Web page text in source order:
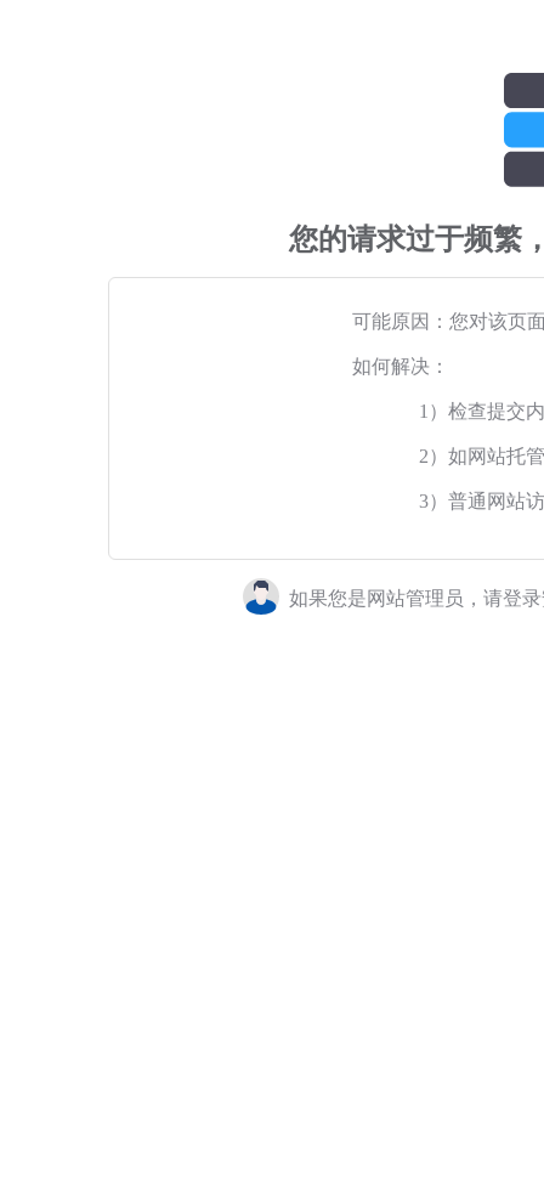
您的请求过于频繁
可能原因：您对该页
如何解决：
1）检查提交
2）如网站托
3）普通网站
如果您是网站管理员，请登